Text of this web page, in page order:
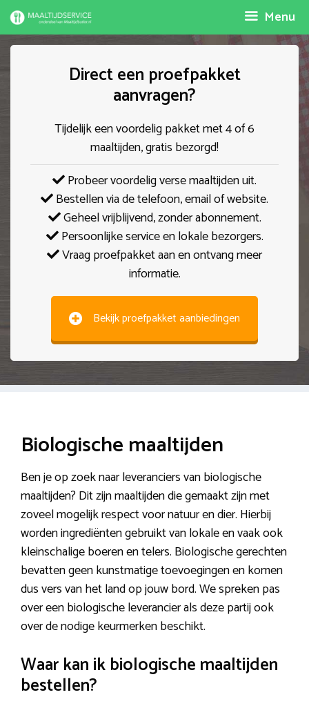
Spring
naar
inhoud
Menu
Direct een proefpakket
aanvragen?
Tijdelijk een voordelig pakket met 4 of 6
maaltijden, gratis bezorgd!
Probeer voordelig verse maaltijden uit.
Bestellen via de telefoon, email of website.
Geheel vrijblijvend, zonder abonnement.
Persoonlijke service en lokale bezorgers.
Vraag proefpakket aan en ontvang meer
informatie.
Bekijk proefpakket aanbiedingen
Biologische maaltijden
Ben je op zoek naar leveranciers van biologische
maaltijden? Dit zijn maaltijden die gemaakt zijn met
zoveel mogelijk respect voor natuur en dier. Hierbij
worden ingrediënten gebruikt van lokale en vaak ook
kleinschalige boeren en telers. Biologische gerechten
bevatten geen kunstmatige toevoegingen en komen
dus vers van het land op jouw bord. We spreken pas
over een biologische leverancier als deze partij ook
over de nodige keurmerken beschikt.
Waar kan ik biologische maaltijden
bestellen?